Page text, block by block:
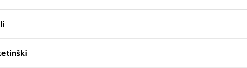
Splitu: Duhovna glazbena
večer uz Napretkov trio
Senso
akustični gitarist stiže u